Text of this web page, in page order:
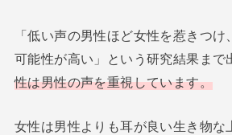
「低い声の男性ほど女性を惹きつ
可能性が高い」という研究結果まで
性は男性の声を重視しています。
女性は男性よりも耳が良い生き物な